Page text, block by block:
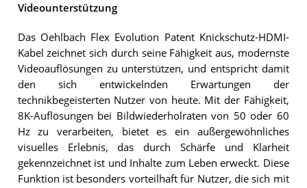
Videounterstützung
Das Oehlbach Flex Evolution Patent Knickschutz-HDMI-
Kabel zeichnet sich durch seine Fähigkeit aus, modernste
Videoauflösungen zu unterstützen, und entspricht damit
den sich entwickelnden Erwartungen der
technikbegeisterten Nutzer von heute. Mit der Fähigkeit,
8K-Auflösungen bei Bildwiederholraten von 50 oder 60
Hz zu verarbeiten, bietet es ein außergewöhnliches
visuelles Erlebnis, das durch Schärfe und Klarheit
gekennzeichnet ist und Inhalte zum Leben erweckt. Diese
Funktion ist besonders vorteilhaft für Nutzer, die sich mit